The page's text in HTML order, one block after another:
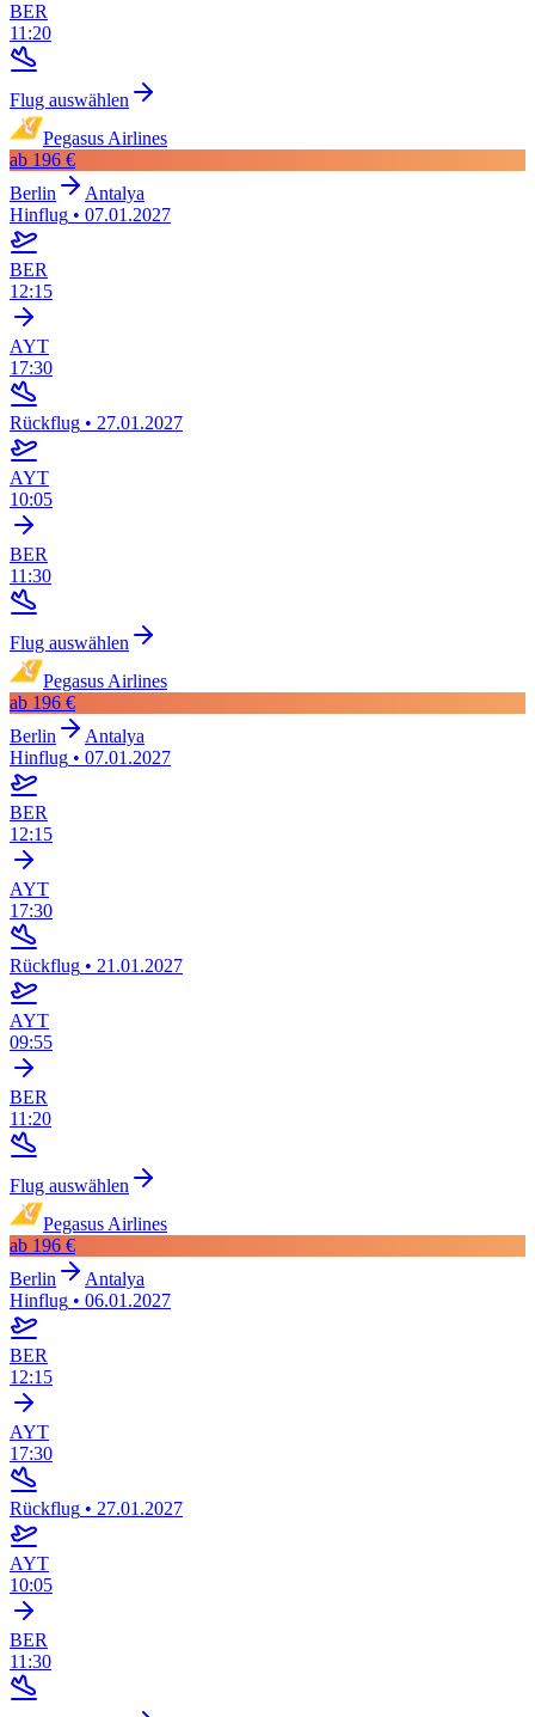
BER
11:20
Flug auswählen
Pegasus Airlines
ab 196 €
Berlin
Antalya
Hinflug • 07.01.2027
BER
12:15
AYT
17:30
Rückflug • 27.01.2027
AYT
10:05
BER
11:30
Flug auswählen
Pegasus Airlines
ab 196 €
Berlin
Antalya
Hinflug • 07.01.2027
BER
12:15
AYT
17:30
Rückflug • 21.01.2027
AYT
09:55
BER
11:20
Flug auswählen
Pegasus Airlines
ab 196 €
Berlin
Antalya
Hinflug • 06.01.2027
BER
12:15
AYT
17:30
Rückflug • 27.01.2027
AYT
10:05
BER
11:30